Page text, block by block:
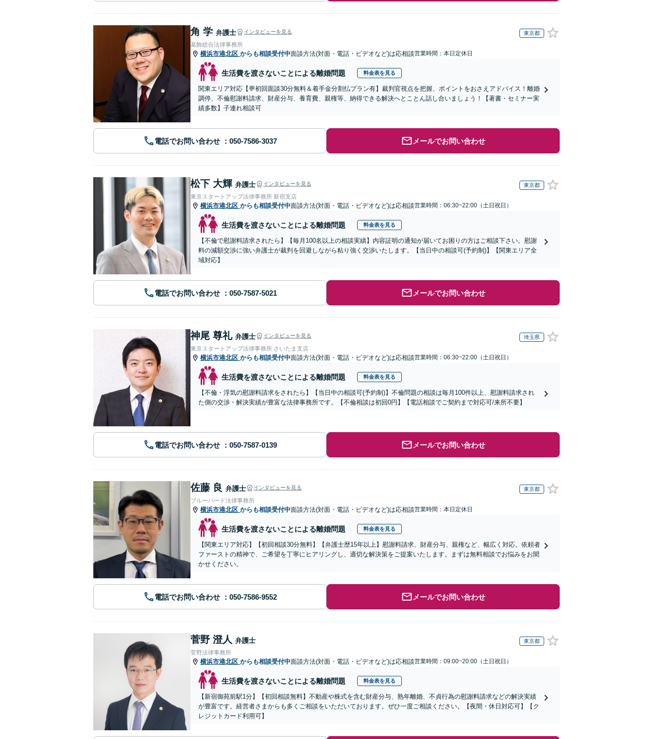
角 学 弁護士 インタビューを見る 東京都
葛飾総合法律事務所
横浜市港北区 からも相談受付中面談方法(対面・電話・ビデオなど)は応相談営業時間：本日定休日
生活費を渡さないことによる離婚問題 料金表を見る
関東エリア対応【💬初回面談30分無料＆着手金分割払プラン有】裁判官視点を把握、ポイントをおさえアドバイス！離婚
調停、不倫慰謝料請求、財産分与、養育費、親権等、納得できる解決へとことん話し合いましょう！【著書・セミナー実
績多数】子連れ相談可
電話でお問い合わせ メールでお問い合わせ
松下 大輝 弁護士 インタビューを見る 東京都
東京スタートアップ法律事務所 新宿支店
横浜市港北区 からも相談受付中面談方法(対面・電話・ビデオなど)は応相談営業時間：06:30~22:00（土日祝日）
生活費を渡さないことによる離婚問題 料金表を見る
【不倫で慰謝料請求されたら】【毎月100名以上の相談実績】内容証明の通知が届いてお困りの方はご相談下さい。慰謝
料の減額交渉に強い弁護士が裁判を回避しながら粘り強く交渉いたします。【当日中の相談可(予約制)】【関東エリア全
域対応】
電話でお問い合わせ メールでお問い合わせ
神尾 尊礼 弁護士 インタビューを見る 埼玉県
東京スタートアップ法律事務所 さいたま支店
横浜市港北区 からも相談受付中面談方法(対面・電話・ビデオなど)は応相談営業時間：06:30~22:00（土日祝日）
生活費を渡さないことによる離婚問題 料金表を見る
【不倫・浮気の慰謝料請求をされたら】【当日中の相談可(予約制)】不倫問題の相談は毎月100件以上、慰謝料請求され
た側の交渉・解決実績が豊富な法律事務所です。【不倫相談は初回0円】【電話相談でご契約まで対応可/来所不要】
電話でお問い合わせ メールでお問い合わせ
佐藤 良 弁護士 インタビューを見る 東京都
ブルーバード法律事務所
横浜市港北区 からも相談受付中面談方法(対面・電話・ビデオなど)は応相談営業時間：本日定休日
生活費を渡さないことによる離婚問題 料金表を見る
【関東エリア対応】【初回相談30分無料】【弁護士歴15年以上】慰謝料請求、財産分与、親権など、幅広く対応。依頼者
ファーストの精神で、ご希望を丁寧にヒアリングし、適切な解決策をご提案いたします。まずは無料相談でお悩みをお聞
かせください。
電話でお問い合わせ メールでお問い合わせ
菅野 澄人 弁護士 東京都
菅野法律事務所
横浜市港北区 からも相談受付中面談方法(対面・電話・ビデオなど)は応相談営業時間：09:00~20:00（土日祝日）
生活費を渡さないことによる離婚問題 料金表を見る
【新宿御苑前駅1分】【初回相談無料】不動産や株式を含む財産分与、熟年離婚、不貞行為の慰謝料請求などの解決実績
が豊富です。経営者さまからも多くご相談をいただいております。ぜひ一度ご相談ください。【夜間・休日対応可】【ク
レジットカード利用可】